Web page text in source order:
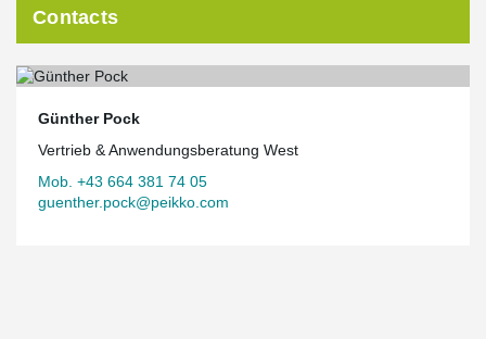
Contacts
Günther Pock
Vertrieb & Anwendungsberatung West
Mob. +43 664 381 74 05
guenther.pock@peikko.com